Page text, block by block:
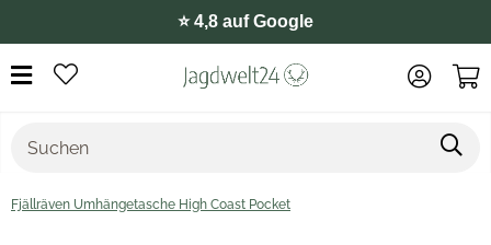
⭐️ 4,8 auf Google
Fjällräven Umhängetasche High Coast Pocket